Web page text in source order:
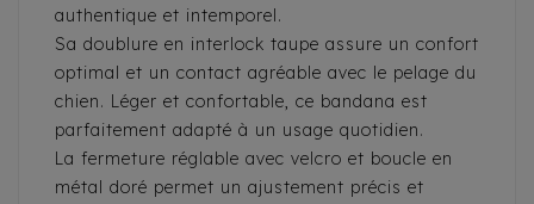
authentique et intemporel.
Sa doublure en interlock taupe assure un confort
optimal et un contact agréable avec le pelage du
chien. Léger et confortable, ce bandana est
parfaitement adapté à un usage quotidien.
La fermeture réglable avec velcro et boucle en
métal doré permet un ajustement précis et